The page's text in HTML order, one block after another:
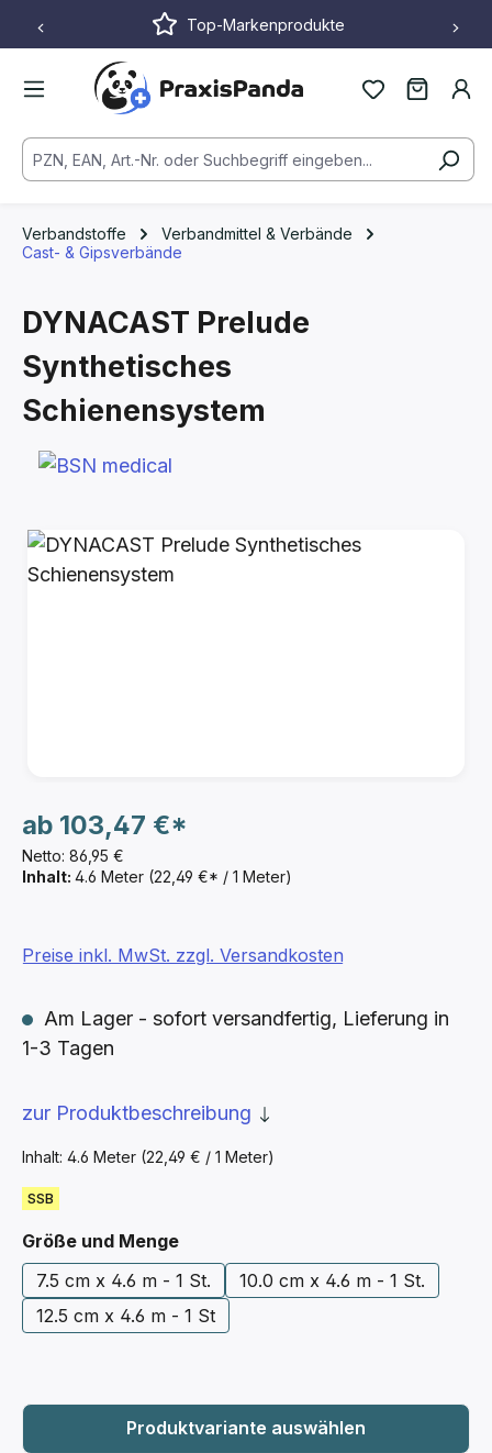
Zum Hauptinhalt springenTop-Markenprodukte
Verbandstoffe
Verbandmittel & Verbände
Cast- & Gipsverbände
DYNACAST Prelude
Synthetisches
Schienensystem
Bildergalerie überspringen
Netto: 86,95 €
ab 103,47 €*
Inhalt: 4.6 Meter (22,49 €* / 1 Meter)
Inhalt: 4.6 Meter (22,49 € / 1 Meter)
Preise inkl. MwSt. zzgl. Versandkosten
Am Lager - sofort versandfertig, Lieferung in
1-3 Tagen
SSB
zur Produktbeschreibung
Größe und Mengeauswählen
7.5 cm x 4.6 m - 1 St.
10.0 cm x 4.6 m - 1 St.
12.5 cm x 4.6 m - 1 St